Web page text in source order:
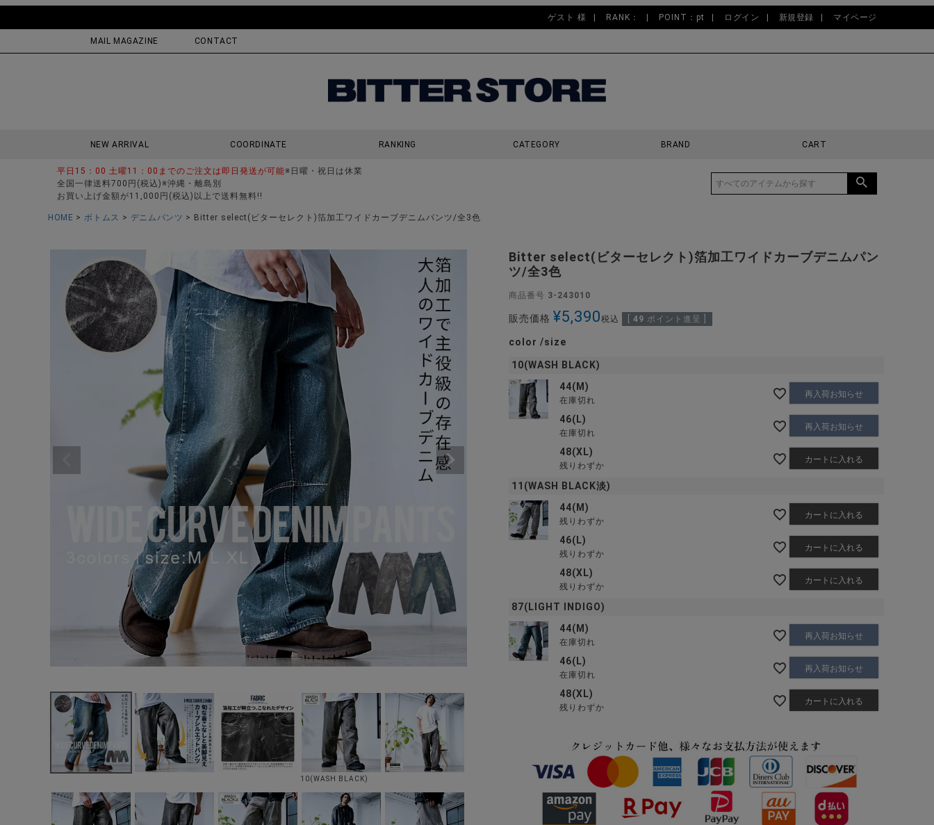
ゲスト 様 RANK： POINT：pt ログイン 新規登録 マイページ
MAIL MAGAZINE CONTACT
NEW ARRIVAL COORDINATE RANKING CATEGORY BRAND CART
平日15：00 土曜11：00までのご注文は即日発送が可能※日曜・祝日は休業
全国一律送料700円(税込)※沖縄・離島別
お買い上げ金額が11,000円(税込)以上で送料無料!!
HOME ボトムス デニムパンツ Bitter select(ビターセレクト)箔加工ワイドカーブデニムパンツ/全3色
10(WASH BLACK)
Bitter select(ビターセレクト)箔加工ワイドカーブデニムパン
ツ/全3色
商品番号 3-243010
販売価格 ¥5,390税込 49 ポイント進呈 ]
color size
10(WASH BLACK)
44(M)
在庫切れ
再入荷お知らせ
46(L)
在庫切れ
再入荷お知らせ
48(XL)
残りわずか
カートに入れる
11(WASH BLACK淡)
44(M)
残りわずか
カートに入れる
46(L)
残りわずか
カートに入れる
48(XL)
残りわずか
カートに入れる
87(LIGHT INDIGO)
44(M)
在庫切れ
再入荷お知らせ
46(L)
在庫切れ
再入荷お知らせ
48(XL)
残りわずか
カートに入れる